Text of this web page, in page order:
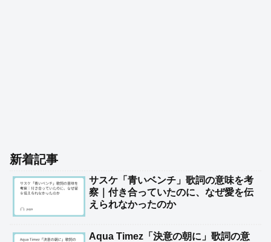
新着記事
サスケ「青いベンチ」歌詞の意味を考
察｜付き合っていたのに、なぜ愛を伝
えられなかったのか
Aqua Timez「決意の朝に」歌詞の意